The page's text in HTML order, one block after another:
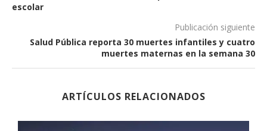
escolar
Publicación siguiente
Salud Pública reporta 30 muertes infantiles y cuatro
muertes maternas en la semana 30
ARTÍCULOS RELACIONADOS